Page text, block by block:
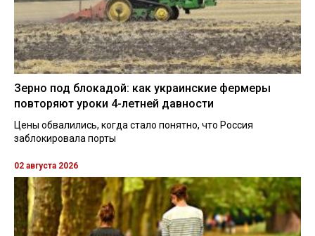
Зерно под блокадой: как украинские фермеры
повторяют уроки 4-летней давности
Цены обвалились, когда стало понятно, что Россия
заблокировала порты
02 августа 2026